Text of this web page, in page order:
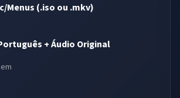
Menus (.iso ou .mkv)
+ Áudio Original